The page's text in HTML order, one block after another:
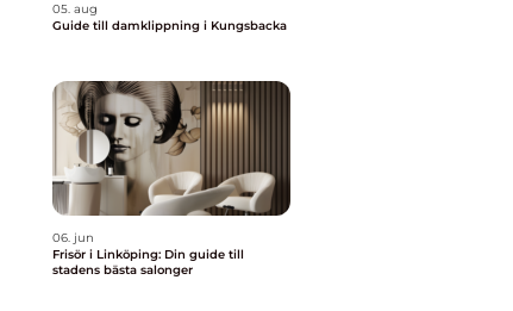
05. aug
Guide till damklippning i Kungsbacka
06. jun
Frisör i Linköping: Din guide till
stadens bästa salonger